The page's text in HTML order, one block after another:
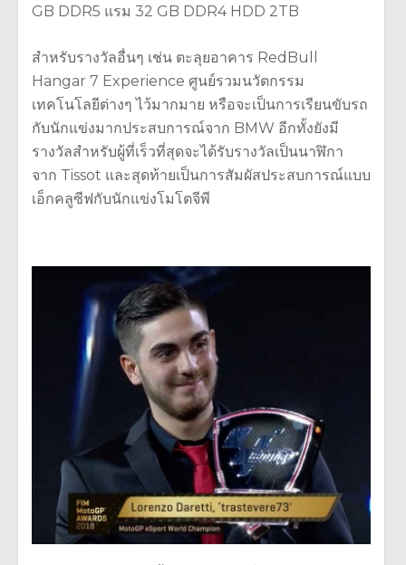
GB DDR5 แรม 32 GB DDR4 HDD 2TB
สำหรับรางวัลอื่นๆ เช่น ตะลุยอาคาร RedBull
Hangar 7 Experience ศูนย์รวมนวัตกรรม
เทคโนโลยีต่างๆ ไว้มากมาย หรือจะเป็นการเรียนขับรถ
กับนักแข่งมากประสบการณ์จาก BMW อีกทั้งยังมี
รางวัลสำหรับผู้ที่เร็วที่สุดจะได้รับรางวัลเป็นนาฬิกา
จาก Tissot และสุดท้ายเป็นการสัมผัสประสบการณ์แบบ
เอ็กคลูซีฟกับนักแข่งโมโตจีพี